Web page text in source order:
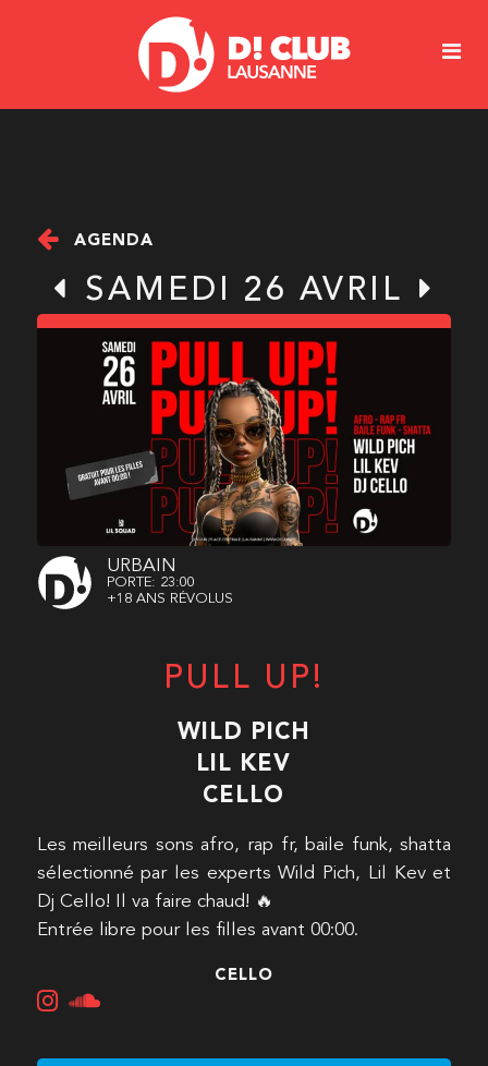
AGENDA
SAMEDI 26 AVRIL
URBAIN
PORTE: 23:00
+18 ANS RÉVOLUS
PULL UP!
WILD PICH
LIL KEV
CELLO
Les meilleurs sons afro, rap fr, baile funk, shatta
sélectionné par les experts Wild Pich, Lil Kev et
Dj Cello! Il va faire chaud! 🔥
Entrée libre pour les filles avant 00:00.
CELLO